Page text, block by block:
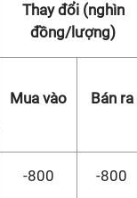
Thay đổi (nghìn
đồng/lượng)
Mua vào Bán ra
-800 -800